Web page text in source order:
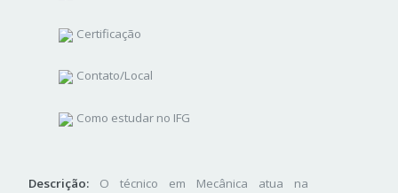
Descrição:O técnico em Mecânica atua na
Certificação
Contato/Local
Como estudar no IFG